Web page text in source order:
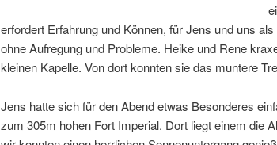
erfordert Erfahrung und Können, für Jens und uns
ohne Aufregung und Probleme. Heike und Rene
kleinen Kapelle. Von dort konnten sie das muntere
Jens hatte sich für den Abend etwas Besonderes
zum 305m hohen Fort Imperial. Dort liegt einem die